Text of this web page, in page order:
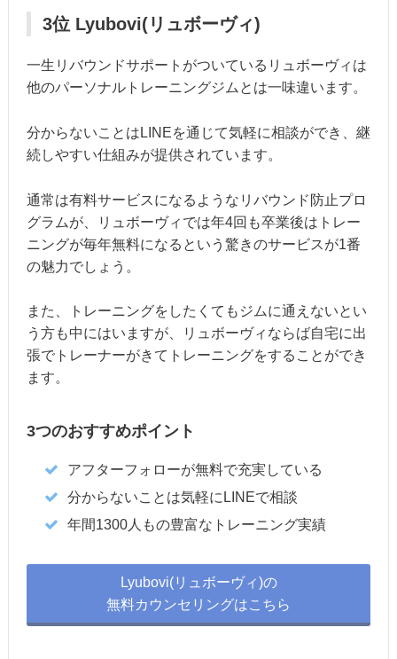
3位 Lyubovi(リュボーヴィ)
一生リバウンドサポートがついているリュボーヴィは
他のパーソナルトレーニングジムとは一味違います。
分からないことはLINEを通じて気軽に相談ができ、継
続しやすい仕組みが提供されています。
通常は有料サービスになるようなリバウンド防止プロ
グラムが、リュボーヴィでは年4回も卒業後はトレー
ニングが毎年無料になるという驚きのサービスが1番
の魅力でしょう。
また、トレーニングをしたくてもジムに通えないとい
う方も中にはいますが、リュボーヴィならば自宅に出
張でトレーナーがきてトレーニングをすることができ
ます。
3つのおすすめポイント
アフターフォローが無料で充実している
分からないことは気軽にLINEで相談
年間1300人もの豊富なトレーニング実績
Lyubovi(リュボーヴィ)の
無料カウンセリングはこちら